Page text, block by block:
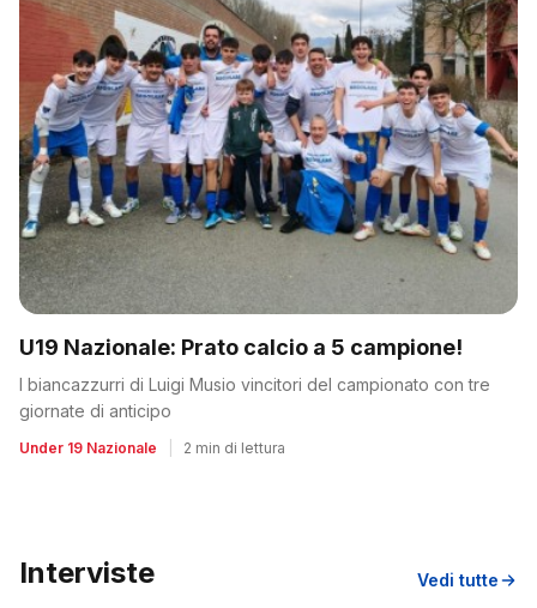
U19 Nazionale: Prato calcio a 5 campione!
I biancazzurri di Luigi Musio vincitori del campionato con tre
giornate di anticipo
Under 19 Nazionale 2 min di lettura
Interviste Vedi tutte